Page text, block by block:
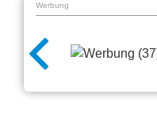
Werbung